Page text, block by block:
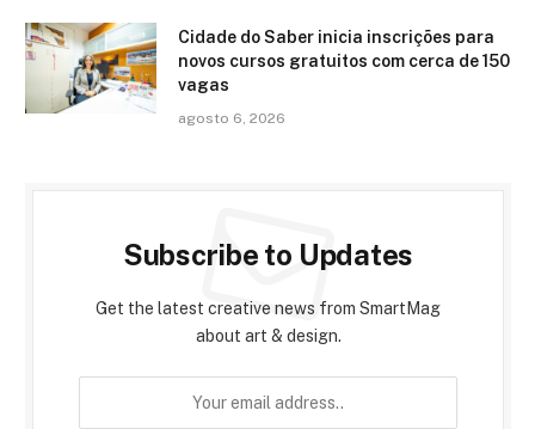
Cidade do Saber inicia inscrições para
novos cursos gratuitos com cerca de 150
vagas
agosto 6, 2026
Subscribe to Updates
Get the latest creative news from SmartMag
about art & design.